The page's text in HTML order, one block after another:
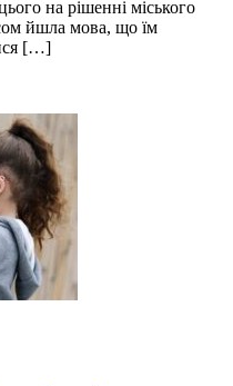
на рішенні міського
йшла мова, що їм
[…]